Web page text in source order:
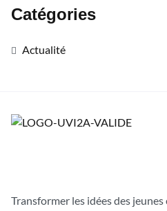
Catégories
Actualité
Transformer les idées des